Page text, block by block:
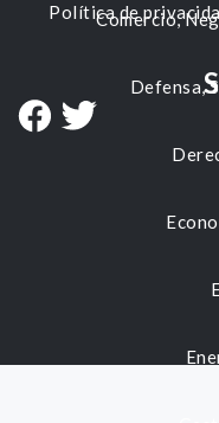
Comercio,
Defensa,
Política de